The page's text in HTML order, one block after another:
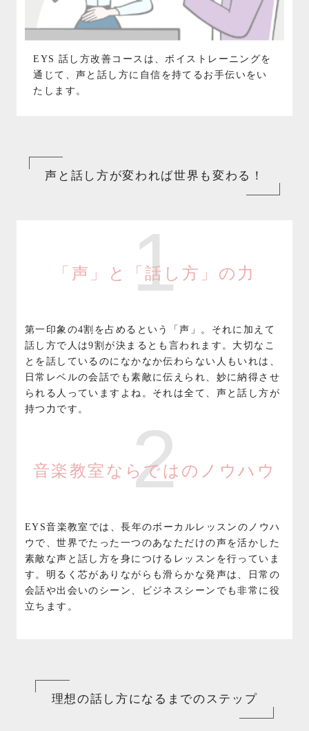
EYS 話し方改善コースは、ボイストレーニングを
通じて、声と話し方に自信を持てるお手伝いをい
たします。
声と話し方が変われば世界も変わる！
1
「声」と「話し方」の力
第一印象の4割を占めるという「声」。それに加えて
話し方で人は9割が決まるとも言われます。大切なこ
とを話しているのになかなか伝わらない人もいれは、
日常レベルの会話でも素敵に伝えられ、妙に納得させ
られる人っていますよね。それは全て、声と話し方が
持つ力です。
2
音楽教室ならではのノウハウ
EYS音楽教室では、長年のボーカルレッスンのノウハ
ウで、世界でたった一つのあなただけの声を活かした
素敵な声と話し方を身につけるレッスンを行っていま
す。明るく芯がありながらも滑らかな発声は、日常の
会話や出会いのシーン、ビジネスシーンでも非常に役
立ちます。
理想の話し方になるまでのステップ